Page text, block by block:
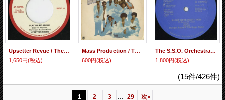
Upsetter Revue / The Silvertones - Play On Mr. Music / Rejoice Jah Jah Children (Dub Plate Mix)
1,650円(税込)
Mass Production / Three Miles High
600円(税込)
The S.S.O. Orchestra Featuring Douglas Lucas & The Sugar Sisters / Right Here Right Now c/w Give A Damn
1,800円(税込)
(15件/426件)
1 2 3 ... 29 次»